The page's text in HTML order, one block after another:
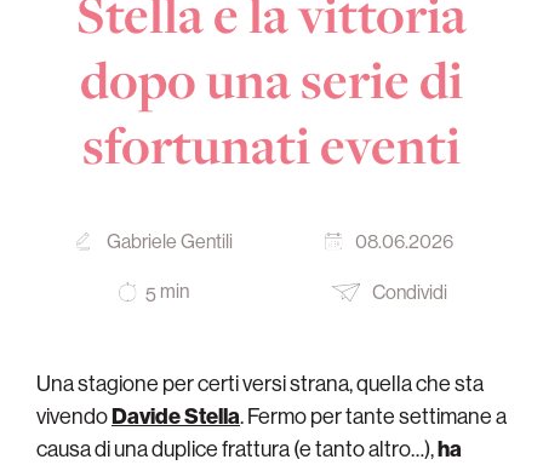
Stella e la vittoria
dopo una serie di
sfortunati eventi
Gabriele Gentili 08.06.2026
5 min Condividi
Una stagione per certi versi strana, quella che sta
vivendoDavide Stella. Fermo per tante settimane a
causa di una duplice frattura (e tanto altro…),ha